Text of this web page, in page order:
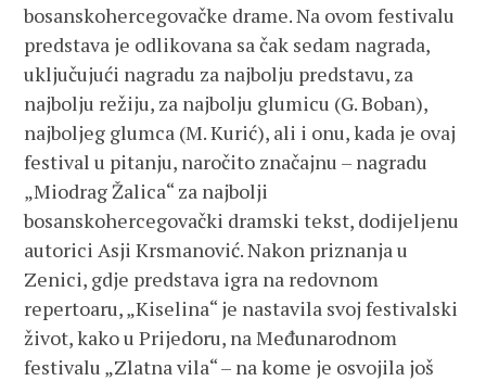
bosanskohercegovačke drame. Na ovom festivalu
predstava je odlikovana sa čak sedam nagrada,
uključujući nagradu za najbolju predstavu, za
najbolju režiju, za najbolju glumicu (G. Boban),
najboljeg glumca (M. Kurić), ali i onu, kada je ovaj
festival u pitanju, naročito značajnu – nagradu
„Miodrag Žalica“ za najbolji
bosanskohercegovački dramski tekst, dodijeljenu
autorici Asji Krsmanović. Nakon priznanja u
Zenici, gdje predstava igra na redovnom
repertoaru, „Kiselina“ je nastavila svoj festivalski
život, kako u Prijedoru, na Međunarodnom
festivalu „Zlatna vila“ – na kome je osvojila još